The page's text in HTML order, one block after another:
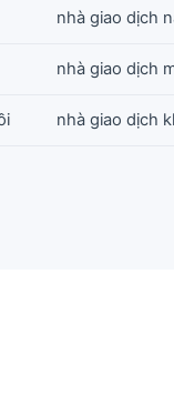
nhà giao dịch
nhà giao dịch
nhà giao dịch